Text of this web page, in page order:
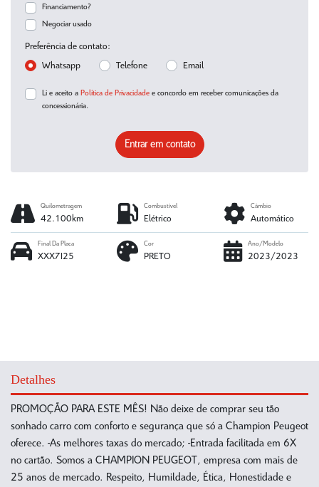
Financiamento?
Negociar usado
Preferência de contato:
Whatsapp
Telefone Email
Li e aceito a Política de Privacidade e concordo em receber comunicações da
concessionária.
Entrar em contato
Câmbio
Automático
Combustível
Elétrico
Quilometragem
42.100km
Ano/Modelo
2023/2023
Cor
PRETO
Final Da Placa
XXX7I25
Detalhes
PROMOÇÃO PARA ESTE MÊS! Não deixe de comprar seu tão
sonhado carro com conforto e segurança que só a Champion Peugeot
oferece. -As melhores taxas do mercado; -Entrada facilitada em 6X
no cartão. Somos a CHAMPION PEUGEOT, empresa com mais de
25 anos de mercado. Respeito, Humildade, Ética, Honestidade e